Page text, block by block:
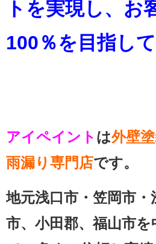
トを実現し、お
100％を目指し
アイペイント は外壁
雨漏り専門店です。
地元浅口市・笠岡市・
市、小田郡、福山市